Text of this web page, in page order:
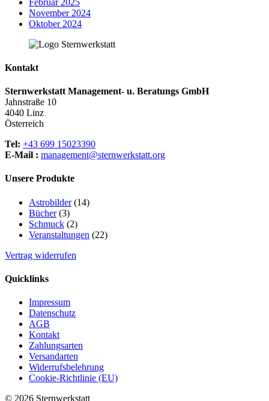
November 2024
Oktober 2024
Kontakt
Sternwerkstatt Management- u. Beratungs GmbH
Jahnstraße 10
4040 Linz
Österreich
Tel: +43 699 15023390
E-Mail : management@sternwerkstatt.org
Unsere Produkte
Astrobilder 1414
Bücher 33
Produkte
Schmuck 22
Produkte
Veranstaltungen 2222
Vertrag widerrufen
Quicklinks
Impressum
Datenschutz
AGB
Kontakt
Zahlungsarten
Versandarten
Widerrufsbelehrung
Cookie-Richtlinie (EU)
© 2026 Sternwerkstatt